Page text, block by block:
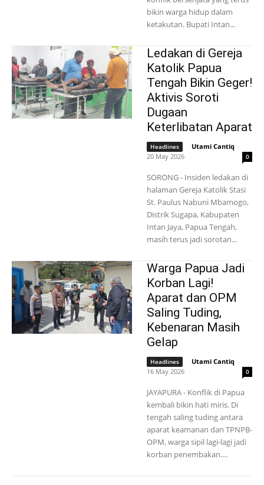
bikin warga hidup dalam
ketakutan. Bupati Intan...
Ledakan di Gereja
Katolik Papua
Tengah Bikin Geger!
Aktivis Soroti
Dugaan
Keterlibatan Aparat
Headlines Utami Cantiq -
20 May 2026
0
SORONG - Insiden ledakan di
halaman Gereja Katolik Stasi
St. Paulus Nabuni Mbamogo,
Distrik Sugapa, Kabupaten
Intan Jaya, Papua Tengah,
masih terus jadi sorotan...
Warga Papua Jadi
Korban Lagi!
Aparat dan OPM
Saling Tuding,
Kebenaran Masih
Gelap
Headlines Utami Cantiq -
16 May 2026
0
JAYAPURA - Konflik di Papua
kembali bikin hati miris. Di
tengah saling tuding antara
aparat keamanan dan TPNPB-
OPM, warga sipil lagi-lagi jadi
korban penembakan....